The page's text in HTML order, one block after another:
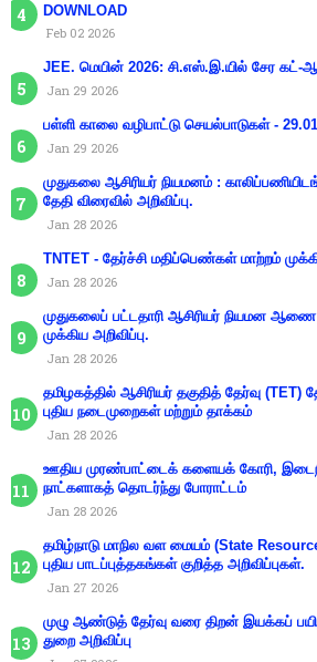
DOWNLOAD
Feb 02 2026
JEE. மெயின் 2026: சி.எஸ்.இ.யில் சேர கட்-
Jan 29 2026
பள்ளி காலை வழிபாட்டு செயல்பாடுகள் -
Jan 29 2026
முதுகலை ஆசிரியர் நியமனம் :
தேதி விரைவில் அறிவிப்பு.
Jan 28 2026
TNTET - தேர்ச்சி மதிப்பெண்கள் மாற்றம்
Jan 28 2026
முதுகலைப் பட்டதாரி ஆசிரியர் நியமன ஆணை
முக்கிய அறிவிப்பு.
Jan 28 2026
தமிழகத்தில் ஆசிரியர் தகுதித் தேர்வு (TET)
புதிய நடைமுறைகள் மற்றும் தாக்கம்
Jan 28 2026
ஊதிய முரண்பாட்டைக் களையக் கோரி,
நாட்களாகத் தொடர்ந்து போராட்டம்
Jan 28 2026
தமிழ்நாடு மாநில வள மையம் (State Resource
புதிய பாடப்புத்தகங்கள் குறித்த அறிவிப்புகள்.
Jan 27 2026
முழு ஆண்டுத் தேர்வு வரை திறன் இயக்கப்
துறை அறிவிப்பு